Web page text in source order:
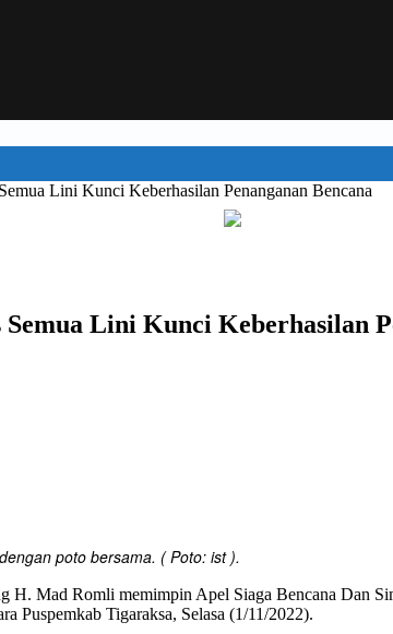
Lini Kunci Keberhasilan Penanganan Bencana
Lini Kunci Keberhasilan
poto bersama. ( Poto: ist ).
H. Mad Romli memimpin Apel Siaga Bencana Dan
Puspemkab Tigaraksa, Selasa (1/11/2022).